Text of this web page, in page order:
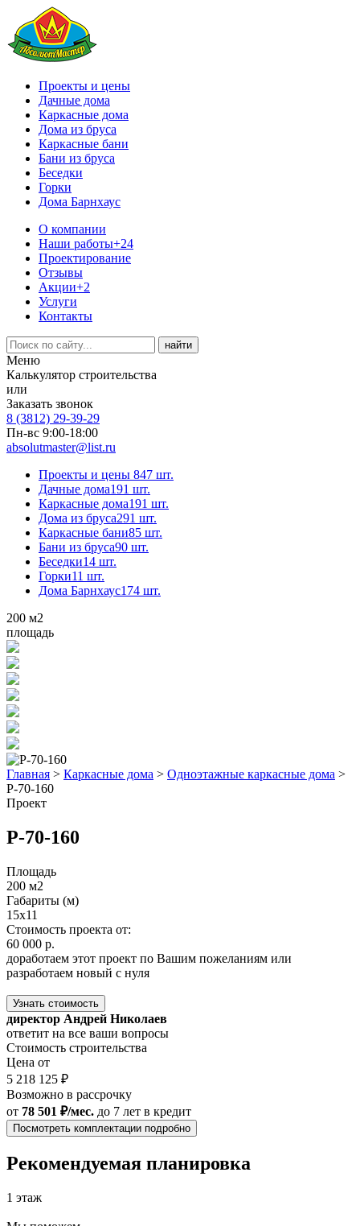
Проекты и цены
Дачные дома
Каркасные дома
Дома из бруса
Каркасные бани
Бани из бруса
Беседки
Горки
Дома Барнхаус
О компании
Наши работы+24
Проектирование
Отзывы
Акции+2
Услуги
Контакты
Меню
Калькулятор строительства
или
Заказать звонок
8 (3812) 29-39-29
Пн-вс 9:00-18:00
absolutmaster@list.ru
Проекты и цены 847 шт.
Дачные дома191 шт.
Каркасные дома191 шт.
Дома из бруса291 шт.
Каркасные бани85 шт.
Бани из бруса90 шт.
Беседки14 шт.
Горки11 шт.
Дома Барнхаус174 шт.
200 м2
площадь
Главная > Каркасные дома > Одноэтажные каркасные дома >
Р-70-160
Проект
Р-70-160
Площадь
200 м2
Габариты (м)
15x11
Стоимость проекта от:
60 000 р.
доработаем этот проект по Вашим пожеланиям или
разработаем новый с нуля
Узнать стоимость
директор Андрей Николаев
ответит на все ваши вопросы
Стоимость строительства
Цена от
5 218 125 ₽
Возможно в рассрочку
от 78 501 ₽/мес. до 7 лет в кредит
Посмотреть комплектации подробно
Рекомендуемая планировка
1 этаж